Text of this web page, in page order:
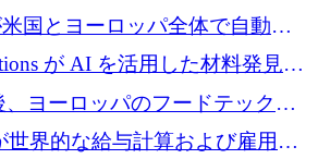
リジェンス向けに 300 万ドルの
確保
国とヨーロッパ全体で自動電
大するために 2,800 万ドルを
が AI を活用した材料発見を
に 2 億 8,000 万ユーロのベル
発表
ヨーロッパのフードテックセ
ダメンタルズを中心に再構築
世界的な給与計算および雇用プ